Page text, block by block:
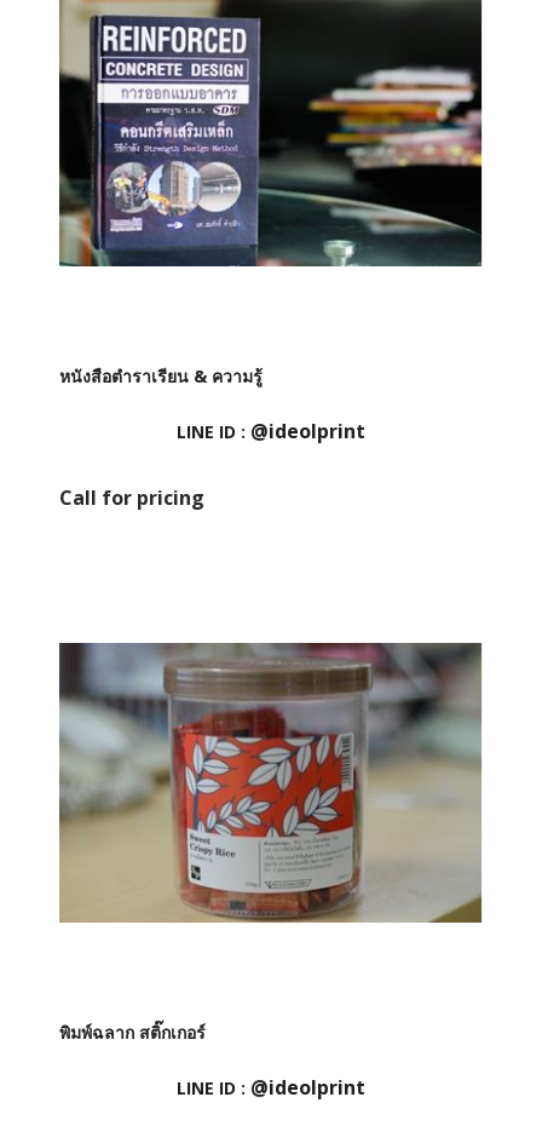
หนังสือตำราเรียน & ความรู้
LINE ID : @ideolprint
Call for pricing
พิมพ์ฉลาก สติ๊กเกอร์
LINE ID : @ideolprint